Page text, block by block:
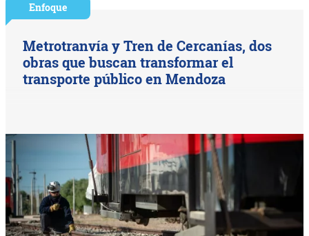
Enfoque
Metrotranvía y Tren de Cercanías, dos
obras que buscan transformar el
transporte público en Mendoza